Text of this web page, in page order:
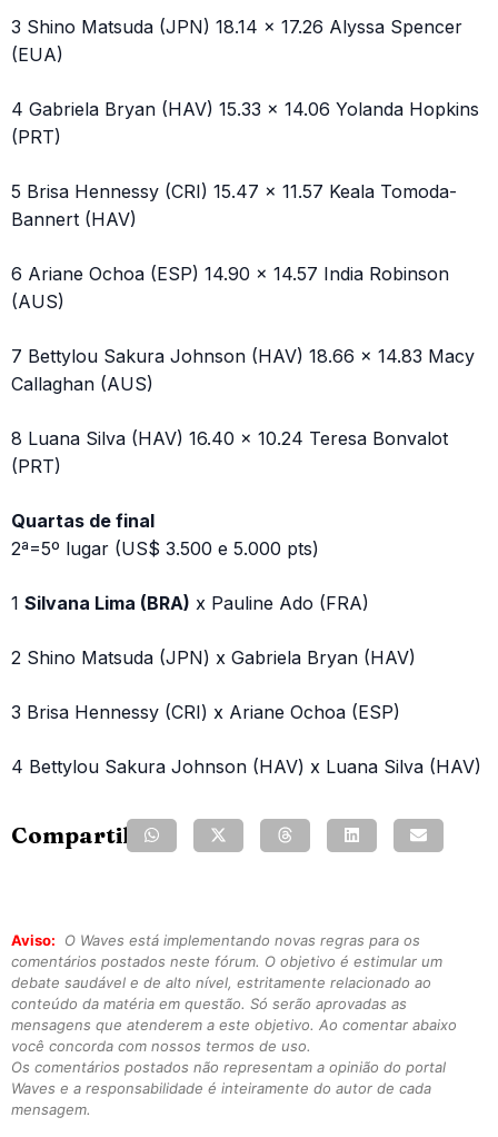
3 Shino Matsuda (JPN) 18.14 x 17.26 Alyssa Spencer
(EUA)
4 Gabriela Bryan (HAV) 15.33 x 14.06 Yolanda Hopkins
(PRT)
5 Brisa Hennessy (CRI) 15.47 x 11.57 Keala Tomoda-
Bannert (HAV)
6 Ariane Ochoa (ESP) 14.90 x 14.57 India Robinson
(AUS)
7 Bettylou Sakura Johnson (HAV) 18.66 x 14.83 Macy
Callaghan (AUS)
8 Luana Silva (HAV) 16.40 x 10.24 Teresa Bonvalot
(PRT)
Quartas de final
2ª=5º lugar (US$ 3.500 e 5.000 pts)
1 Silvana Lima (BRA) x Pauline Ado (FRA)
2 Shino Matsuda (JPN) x Gabriela Bryan (HAV)
3 Brisa Hennessy (CRI) x Ariane Ochoa (ESP)
4 Bettylou Sakura Johnson (HAV) x Luana Silva (HAV)
Compartilhe:
Aviso:
O Waves está implementando novas regras para os
comentários postados neste fórum. O objetivo é estimular um
debate saudável e de alto nível, estritamente relacionado ao
conteúdo da matéria em questão. Só serão aprovadas as
mensagens que atenderem a este objetivo. Ao comentar abaixo
você concorda com nossos termos de uso.
Os comentários postados não representam a opinião do portal
Waves e a responsabilidade é inteiramente do autor de cada
mensagem.